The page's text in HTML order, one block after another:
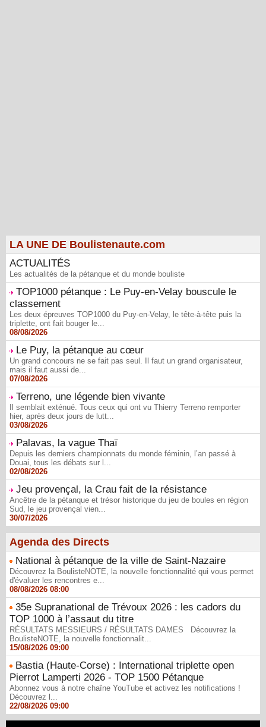
LA UNE DE Boulistenaute.com
ACTUALITÉS
Les actualités de la pétanque et du monde bouliste
TOP1000 pétanque : Le Puy-en-Velay bouscule le
classement
Les deux épreuves TOP1000 du Puy-en-Velay, le tête-à-tête puis la
triplette, ont fait bouger le...
08/08/2026
Le Puy, la pétanque au cœur
Un grand concours ne se fait pas seul. Il faut un grand organisateur,
mais il faut aussi de...
07/08/2026
Terreno, une légende bien vivante
Il semblait exténué. Tous ceux qui ont vu Thierry Terreno remporter
hier, après deux jours de lutt...
03/08/2026
Palavas, la vague Thaï
Depuis les derniers championnats du monde féminin, l’an passé à
Douai, tous les débats sur l...
02/08/2026
Jeu provençal, la Crau fait de la résistance
Ancêtre de la pétanque et trésor historique du jeu de boules en région
Sud, le jeu provençal vien...
30/07/2026
Agenda des Directs
National à pétanque de la ville de Saint-Nazaire
Découvrez la BoulisteNOTE, la nouvelle fonctionnalité qui vous permet
d'évaluer les rencontres e...
08/08/2026 08:00
35e Supranational de Trévoux 2026 : les cadors du
TOP 1000 à l’assaut du titre
RÉSULTATS MESSIEURS / RÉSULTATS DAMES Découvrez la
BoulisteNOTE, la nouvelle fonctionnalit...
15/08/2026 09:00
Bastia (Haute-Corse) : International triplette open
Pierrot Lamperti 2026 - TOP 1500 Pétanque
Abonnez vous à notre chaîne YouTube et activez les notifications !
Découvrez l...
22/08/2026 09:00